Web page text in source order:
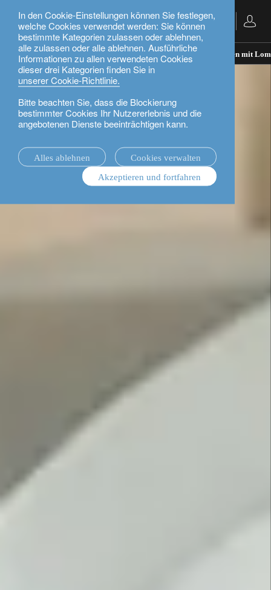
In den Cookie-Einstellungen können Sie festlegen,
welche Cookies verwendet werden: Sie können
bestimmte Kategorien zulassen oder ablehnen,
alle zulassen oder alle ablehnen. Ausführliche
Informationen zu allen verwendeten Cookies
dieser drei Kategorien finden Sie in
unserer Cookie-Richtlinie.
Bitte beachten Sie, dass die Blockierung
bestimmter Cookies Ihr Nutzererlebnis und die
angebotenen Dienste beeinträchtigen kann.
Alles ablehnen
Cookies verwalten
Akzeptieren und fortfahren
Deutsch
Unser Ansatz für die Vermögensverwaltung – Investieren mit